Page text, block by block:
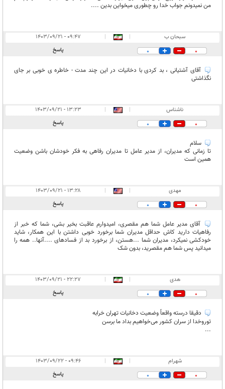
من نمیدونم جواب خدا رو چطوری میخواین بدین ....
سبحان ب |
|
۰۹:۴۷ - ۱۴۰۳/۰۹/۲۱
0
0 پاسخ
آقای آشتیانی ، بد کردی با دخانیات در این چند مدت - خاطره ی خوبی بر جای
نگذاشتی
ناشناس |
|
۱۳:۲۳ - ۱۴۰۳/۰۹/۲۱
0
0 پاسخ
سلام
تا زمانی که مدیران، از مدیر عامل تا مدیران رفاهی به فکر خودشان باشن وضعیت
همین است
مهدی |
|
۱۳:۲۸ - ۱۴۰۳/۰۹/۲۱
0
0 پاسخ
آقای مدیر عامل شما هم مقصری، امیدوارم عاقبت بخیر بشی، شما که خبر از
رفاهیات دارید کاش حداقل مدیران شما برخورد خوبی داشتن با این همکار، شاید
خودکشی نمیکرد، مدیران شما ...هستن، از برخورد بد از فسادهای ....آنها.. همه را
میدانید پس شما هم مقصرید، بدون شک
هدی |
|
۲۲:۲۷ - ۱۴۰۳/۰۹/۲۱
0
0 پاسخ
دقیقا درسته واقعاً وضعیت دخانیات تهران خرابه
توروخدا از سران کشور می‌خواهیم بداد ما برسن
...
شهرام |
|
۰۹:۴۶ - ۱۴۰۳/۰۹/۲۲
0
0 پاسخ